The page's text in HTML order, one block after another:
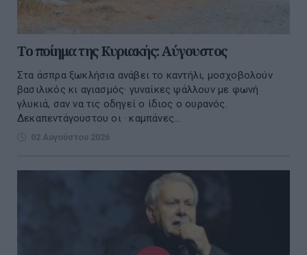
Το ποίημα της Κυριακής: Αύγουστος
Στα άσπρα ξωκλήσια ανάβει το καντήλι, μοσχοβολούν
βασιλικός κι αγιασμός· γυναίκες ψάλλουν με φωνή
γλυκιά, σαν να τις οδηγεί ο ίδιος ο ουρανός.
Δεκαπεντάγουστου οι · καμπάνες...
02 Αυγούστου 2026